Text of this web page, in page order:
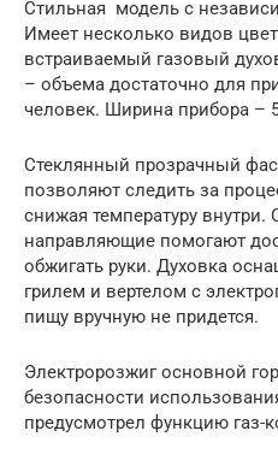
Стильная модель с
Имеет несколько видов
встраиваемый газовый
– объема достаточно для
человек. Ширина прибора –
Стеклянный прозрачный
позволяют следить за
снижая температуру
направляющие помогают
обжигать руки. Духовка
грилем и вертелом с
пищу вручную не придется.
Электророзжиг основной
безопасности
предусмотрел функцию газ-